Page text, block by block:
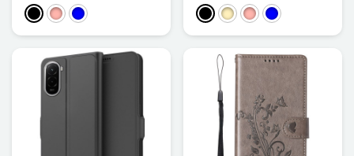
SchwarzRoségold
Blau Schwarz
GoldenRoségold
Blau